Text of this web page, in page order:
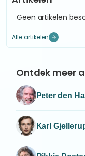
Geen artikelen
Alle artikelen
Ontdek meer
Peter den
Karl